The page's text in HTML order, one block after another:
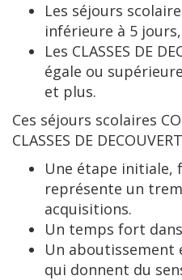
Les séjours
inférieure à 5
Les CLASSES DE
égale ou
et plus.
Ces séjours scolaires
CLASSES DE
Une étape initiale,
représente un
acquisitions.
Un temps fort
Un aboutissement
qui donnent du